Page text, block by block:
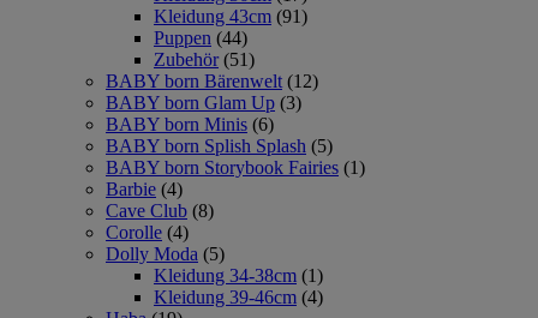
Kleidung 43cm (91)
Puppen (44)
Zubehör (51)
BABY born Bärenwelt (12)
BABY born Glam Up (3)
BABY born Minis (6)
BABY born Splish Splash (5)
BABY born Storybook Fairies (1)
Barbie (4)
Cave Club (8)
Corolle (4)
Dolly Moda (5)
Kleidung 34-38cm (1)
Kleidung 39-46cm (4)